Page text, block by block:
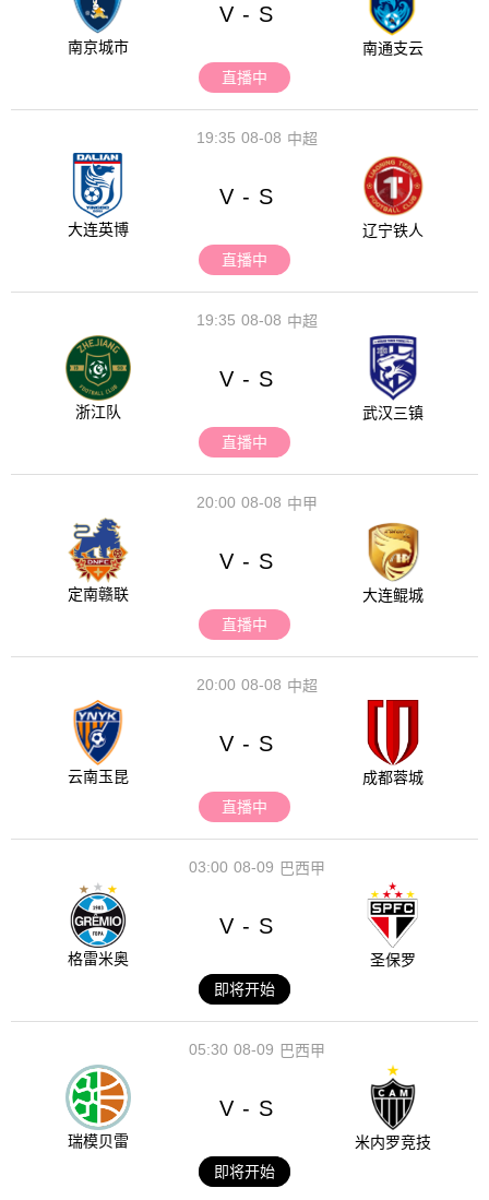
南京城市
V - S
南通支云
直播中
08-08
19:35 中超
大连英博
V - S
辽宁铁人
直播中
08-08
19:35 中超
浙江队
V - S
武汉三镇
直播中
08-08
20:00 中甲
定南赣联
V - S
大连鲲城
直播中
08-08
20:00 中超
云南玉昆
V - S
成都蓉城
直播中
08-09
03:00 巴西甲
格雷米奥
V - S
圣保罗
即将开始
08-09
05:30 巴西甲
瑞模贝雷
V - S
米内罗竞技
即将开始